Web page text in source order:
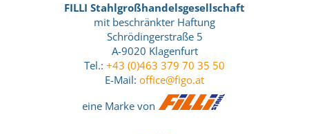
FILLI Stahlgroßhandelsgesellschaft
mit beschränkter Haftung
Schrödingerstraße 5
A-9020 Klagenfurt
Tel.: +43 (0)463 379 70 35 50
E-Mail: office@figo.at
eine Marke von